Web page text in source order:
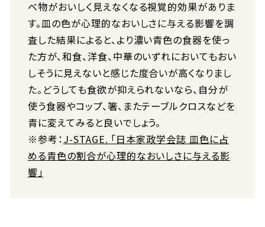
べ物がおいしく見えなくなる視覚的効果がありま
す。皿の色が心理的なおいしさに与える影響を調
査した結果によると、より濃い青色の食器を使っ
た方が、和食、洋食、中華のいずれにおいてもおい
しそうに見えないと感じた度合いが高くなりまし
た。どうしても食欲が抑えられないなら、自分が
使う食器やコップ、箸、またテーブルクロスなどを
青に変えてみると良いでしょう。
※参考：J-STAGE. 「日本家政学会誌 皿色に占
める青色の割合が心理的なおいしさに与える影
響」